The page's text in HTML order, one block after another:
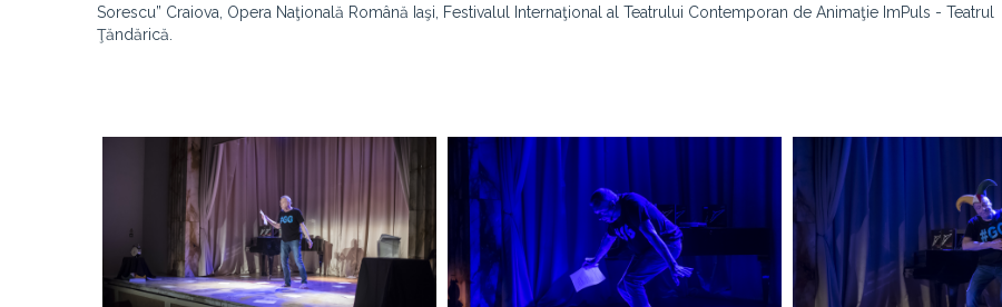
Sorescu” Craiova, Opera Naţională Română Iaşi, Festivalul Internaţional al Teatrului Contemporan de Animaţie ImPuls - Teatrul
Ţăndărică.